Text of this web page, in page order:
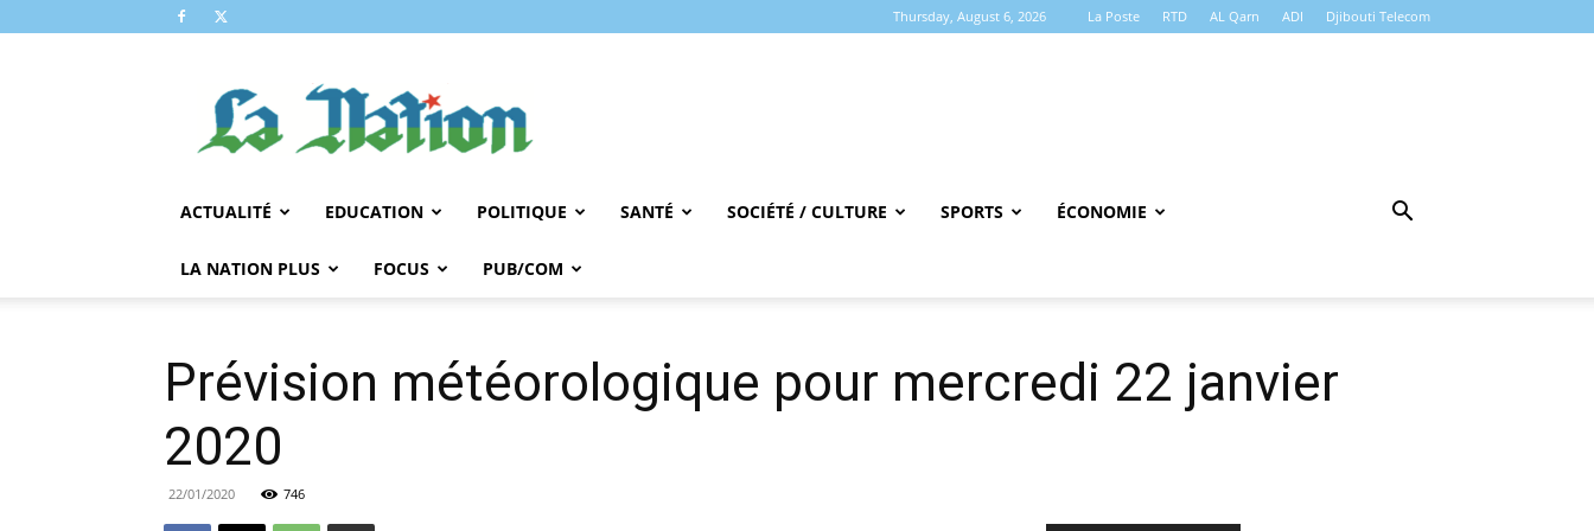
Thursday, August 6, 2026 La Poste RTD AL Qarn ADI Djibouti Telecom
NATION
ACTUALITÉ EDUCATION POLITIQUE SANTÉ SOCIÉTÉ / CULTURE SPORTS ÉCONOMIE
LA NATION PLUS FOCUS PUB/COM
Prévision météorologique pour mercredi 22 janvier
2020
22/01/2020 746